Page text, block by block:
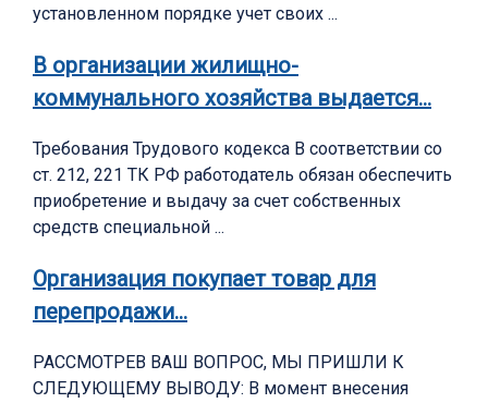
установленном порядке учет своих ...
В организации жилищно-
коммунального хозяйства выдается…
Требования Трудового кодекса В соответствии со
ст. 212, 221 ТК РФ работодатель обязан обеспечить
приобретение и выдачу за счет собственных
средств специальной ...
Организация покупает товар для
перепродажи…
РАССМОТРЕВ ВАШ ВОПРОС, МЫ ПРИШЛИ К
СЛЕДУЮЩЕМУ ВЫВОДУ: В момент внесения